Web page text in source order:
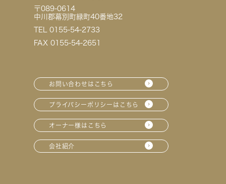
〒089-0614
中川郡幕別町緑町40番地32
TEL 0155-54-2733
FAX 0155-54-2651
お問い合わせはこちら
プライバシーポリシーはこちら
オーナー様はこちら
会社紹介